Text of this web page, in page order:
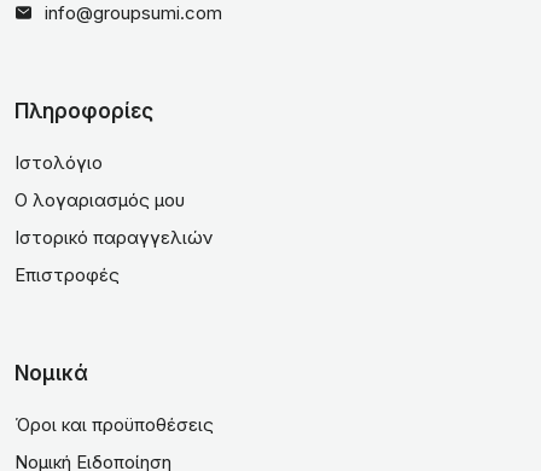
info@groupsumi.com
Πληροφορίες
Ιστολόγιο
Ο λογαριασμός μου
Ιστορικό παραγγελιών
Επιστροφές
Νομικά
Όροι και προϋποθέσεις
Νομική Ειδοποίηση